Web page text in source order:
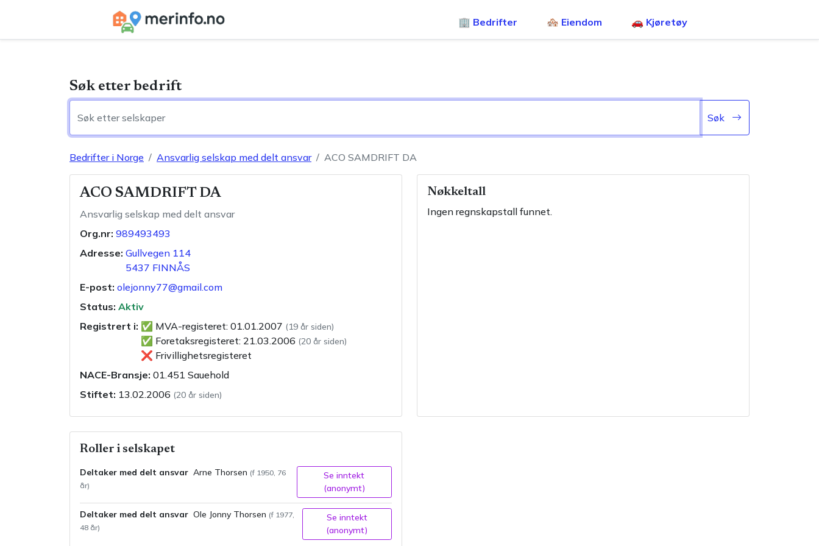
🏢 Bedrifter 🏘️ Eiendom 🚗 Kjøretøy
Søk etter bedrift
Søk
Bedrifter i Norge Ansvarlig selskap med delt ansvar ACO SAMDRIFT DA
ACO SAMDRIFT DA
Ansvarlig selskap med delt ansvar
Org.nr: 989493493
Adresse: Gullvegen 114
5437 FINNÅS
E-post: olejonny77@gmail.com
Status: Aktiv
Registrert i: ✅ MVA-registeret: 01.01.2007 (19 år siden)
✅ Foretaksregisteret: 21.03.2006 (20 år siden)
❌ Frivillighetsregisteret
NACE-Bransje: 01.451 Sauehold
Stiftet: 13.02.2006 (20 år siden)
Nøkkeltall
Ingen regnskapstall funnet.
Roller i selskapet
Deltaker med delt ansvar Arne Thorsen (f 1950, 76
år)
Se inntekt
(anonymt)
Deltaker med delt ansvar Ole Jonny Thorsen (f 1977,
48 år)
Se inntekt
(anonymt)